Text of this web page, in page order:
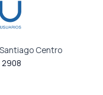
Centro
2908